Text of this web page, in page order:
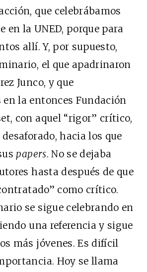
que celebrábamos
en la UNED, porque para
allí. Y, por supuesto,
el que apadrinaron
Junco, y que
en la entonces Fundación
con aquel “rigor” crítico,
hacia los que
papers. No se dejaba
hasta después de que
como crítico.
se sigue celebrando en
una referencia y sigue
más jóvenes. Es difícil
Hoy se llama